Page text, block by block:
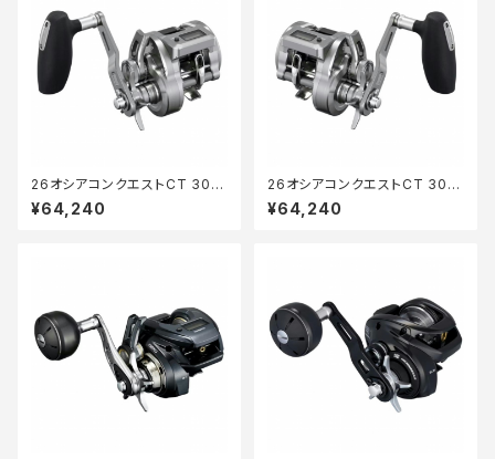
26オシアコンクエストCT 300
XG
¥64,240
26オシアコンクエストCT 301X
G
¥64,240